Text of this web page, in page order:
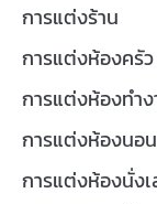
การแต่งร้าน
การแต่งห้องครัว
การแต่งห้องทำ
การแต่งห้องนอน
การแต่งห้องนั่ง